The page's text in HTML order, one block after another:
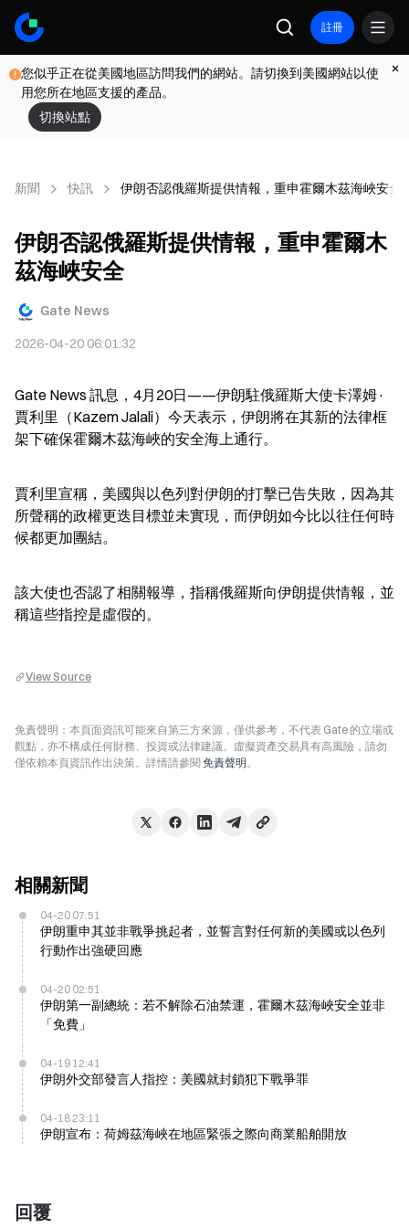
註冊
您似乎正在從美國地區訪問我們的網站。請切換到美國網站以使
用您所在地區支援的產品。
切換站點
新聞 快訊 伊朗否認俄羅斯提供情報，重申霍爾木茲海峽安全
伊朗否認俄羅斯提供情報，重申霍爾木
茲海峽安全
Gate News
2026-04-20 06:01:32
Gate News 訊息，4月20日——伊朗駐俄羅斯大使卡澤姆·
賈利里（Kazem Jalali）今天表示，伊朗將在其新的法律框
架下確保霍爾木茲海峽的安全海上通行。
賈利里宣稱，美國與以色列對伊朗的打擊已告失敗，因為其
所聲稱的政權更迭目標並未實現，而伊朗如今比以往任何時
候都更加團結。
該大使也否認了相關報導，指稱俄羅斯向伊朗提供情報，並
稱這些指控是虛假的。
View Source
免責聲明：本頁面資訊可能來自第三方來源，僅供參考，不代表 Gate 的立場或
觀點，亦不構成任何財務、投資或法律建議。虛擬資產交易具有高風險，請勿
僅依賴本頁資訊作出決策。詳情請參閱 免責聲明。
相關新聞
04-20 07:51
伊朗重申其並非戰爭挑起者，並誓言對任何新的美國或以色列
行動作出強硬回應
04-20 02:51
伊朗第一副總統：若不解除石油禁運，霍爾木茲海峽安全並非
「免費」
04-19 12:41
伊朗外交部發言人指控：美國就封鎖犯下戰爭罪
04-18 23:11
伊朗宣布：荷姆茲海峽在地區緊張之際向商業船舶開放
回覆